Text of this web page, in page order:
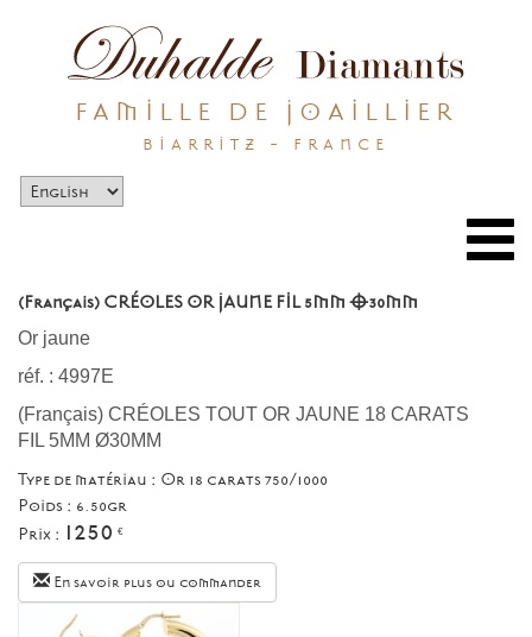
FAMILLE DE JOAILLIER
BIARRITZ - FRANCE
(Français) CRÉOLES OR JAUNE FIL 5MM Ø30MM
Or jaune
réf. : 4997E
(Français) CRÉOLES TOUT OR JAUNE 18 CARATS
FIL 5MM Ø30MM
Type de matériau : Or 18 carats 750/1000
Poids : 6.50gr
Prix : 1250 €
En savoir plus ou commander